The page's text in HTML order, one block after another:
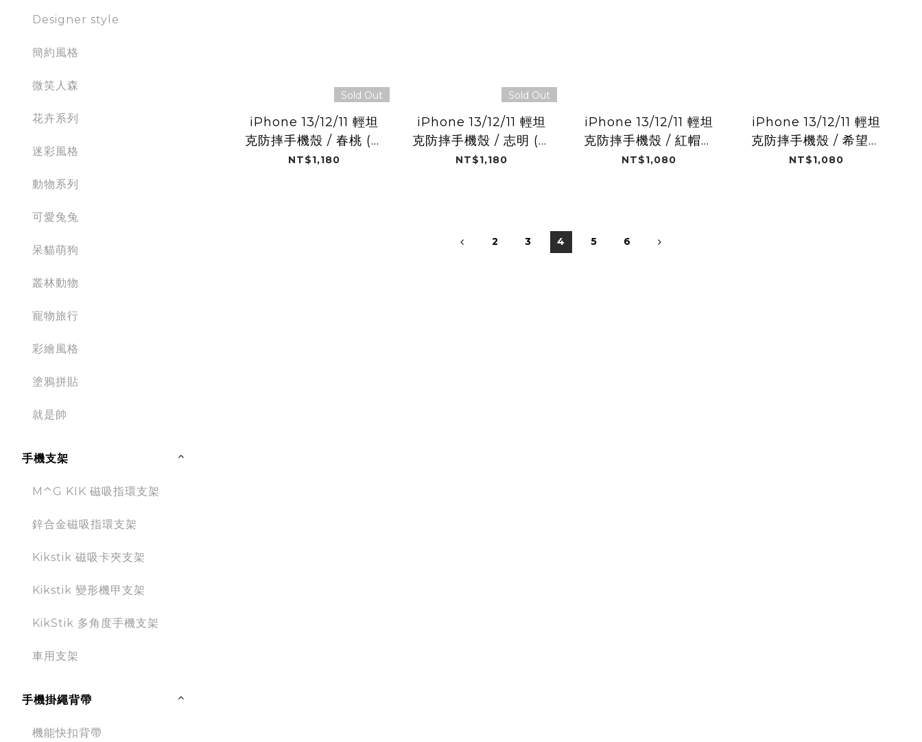
Designer style
簡約風格
微笑人森
花卉系列
迷彩風格
動物系列
可愛兔兔
呆貓萌狗
叢林動物
寵物旅行
彩繪風格
塗鴉拼貼
就是帥
手機支架
M⌃G KIK 磁吸指環支架
鋅合金磁吸指環支架
Kikstik 磁吸卡夾支架
Kikstik 變形機甲支架
KikStik 多角度手機支架
車用支架
手機掛繩背帶
機能快扣背帶
Sold Out
iPhone 13/12/11 輕坦
克防摔手機殼 / 春桃 (三
麗鷗)
NT$1,180
Sold Out
iPhone 13/12/11 輕坦
克防摔手機殼 / 志明 (三
麗鷗)
NT$1,180
iPhone 13/12/11 輕坦
克防摔手機殼 / 紅帽女
孩 (糖姆姆)
NT$1,080
iPhone 13/12/11 輕坦
克防摔手機殼 / 希望曙
光 (糖姆姆)
NT$1,080
2 3 4 5 6